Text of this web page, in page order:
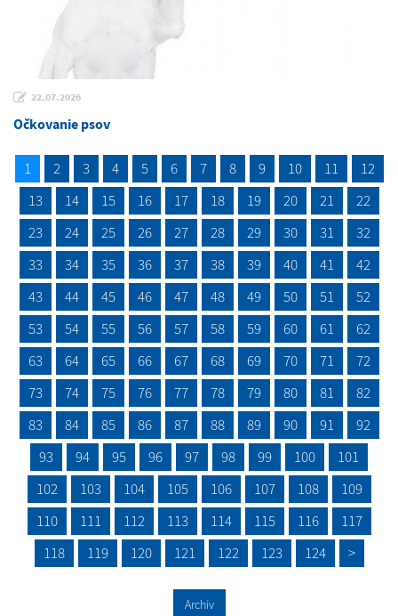
22.07.2026
Očkovanie psov
1 2 3 4 5 6 7 8 9 10 11
12
13
14 15 16 17 18 19 20 21
22
23
24 25 26 27 28 29 30 31
32
33
34 35 36 37 38 39 40 41
42
43
44 45 46 47 48 49 50 51
52
53
54 55 56 57 58 59 60 61
62
63
64 65 66 67 68 69 70 71
72
73
74 75 76 77 78 79 80 81
82
83
84 85 86 87 88 89 90 91
92
93
94 95 96 97 98 99 100
101
102
103 104 105 106 107 108
109
110
111 112 113 114 115 116
117
118
119 120 121 122 123 124 >
Archív